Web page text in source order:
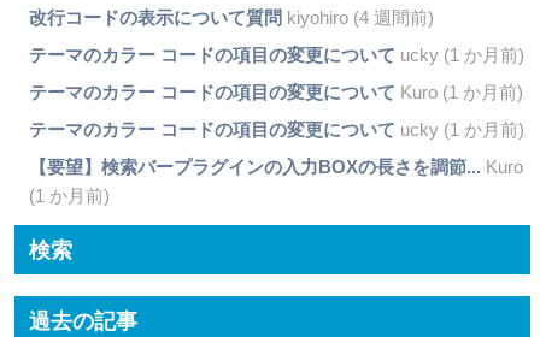
改行コードの表示について質問 kiyohiro (4 週間前)
テーマのカラー コードの項目の変更について ucky (1 か月前)
テーマのカラー コードの項目の変更について Kuro (1 か月前)
テーマのカラー コードの項目の変更について ucky (1 か月前)
【要望】検索バープラグインの入力BOXの長さを調節... Kuro
(1 か月前)
検索
過去の記事